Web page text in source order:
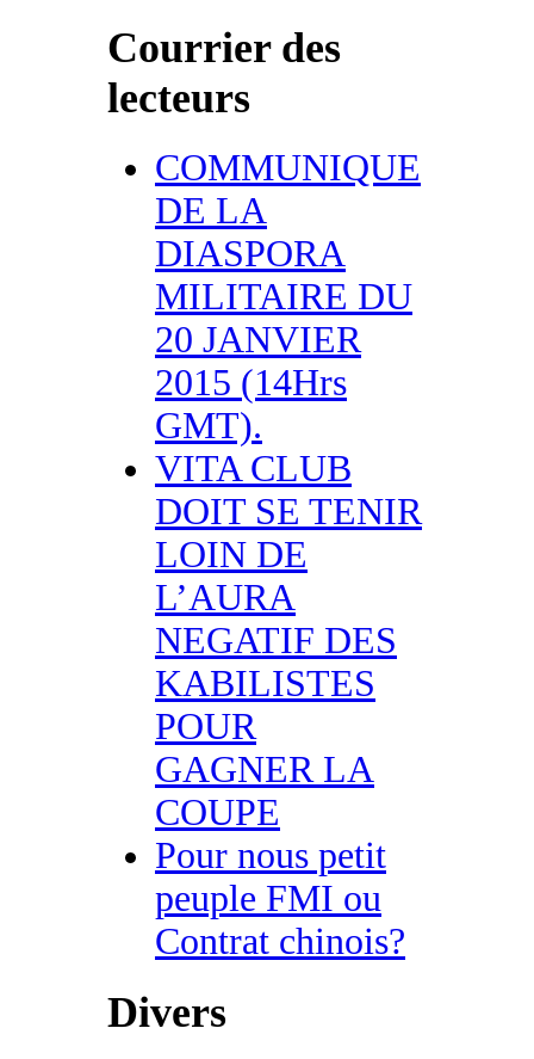
Courrier des
lecteurs
COMMUNIQUE
DE LA
DIASPORA
MILITAIRE DU
20 JANVIER
2015 (14Hrs
GMT).
VITA CLUB
DOIT SE TENIR
LOIN DE
L’AURA
NEGATIF DES
KABILISTES
POUR
GAGNER LA
COUPE
Pour nous petit
peuple FMI ou
Contrat chinois?
Divers